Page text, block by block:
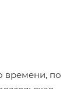
времени, по